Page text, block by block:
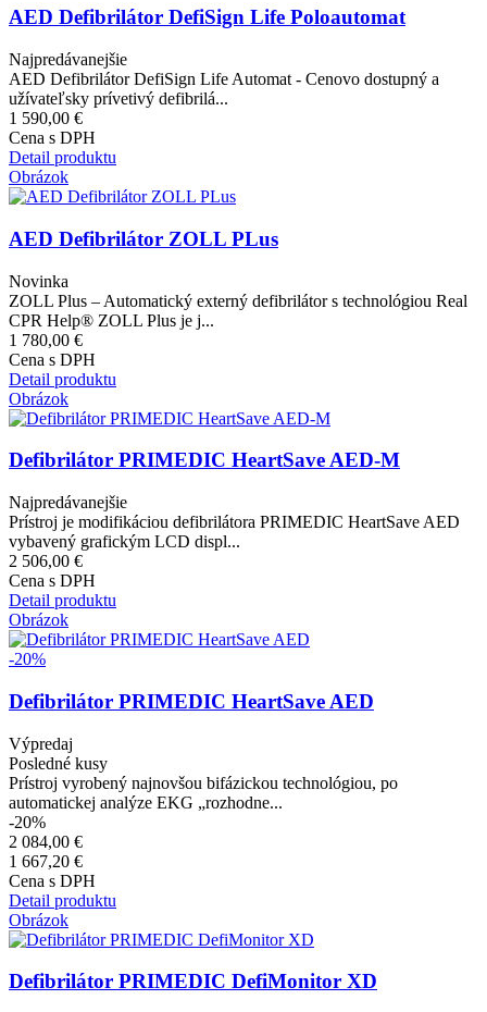
AED Defibrilátor DefiSign Life Poloautomat
Najpredávanejšie
AED Defibrilátor DefiSign Life Automat - Cenovo dostupný a
užívateľsky prívetivý defibrilá...
1 590,00 €
Cena s DPH
Detail produktu
Obrázok
AED Defibrilátor ZOLL PLus
Novinka
ZOLL Plus – Automatický externý defibrilátor s technológiou Real
CPR Help® ZOLL Plus je j...
1 780,00 €
Cena s DPH
Detail produktu
Obrázok
Defibrilátor PRIMEDIC HeartSave AED-M
Najpredávanejšie
Prístroj je modifikáciou defibrilátora PRIMEDIC HeartSave AED
vybavený grafickým LCD displ...
2 506,00 €
Cena s DPH
Detail produktu
Obrázok
-20%
Defibrilátor PRIMEDIC HeartSave AED
Výpredaj
Posledné kusy
Prístroj vyrobený najnovšou bifázickou technológiou, po
automatickej analýze EKG „rozhodne...
-20%
2 084,00 €
1 667,20 €
Cena s DPH
Detail produktu
Obrázok
Defibrilátor PRIMEDIC DefiMonitor XD